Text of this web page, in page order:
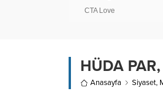
HÜDA PAR,
Anasayfa Siyaset,